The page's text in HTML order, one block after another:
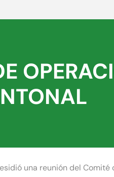
una reunión del